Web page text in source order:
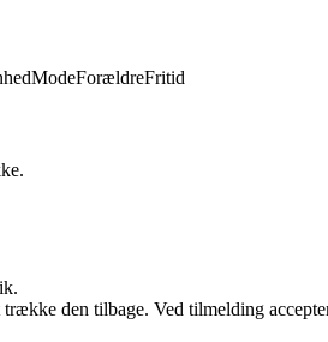
ModeForældreFritid
den tilbage. Ved tilmelding